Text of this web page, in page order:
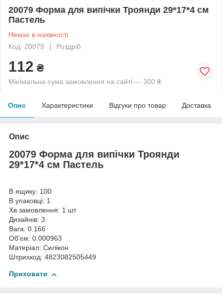
20079 Форма для випічки Троянди 29*17*4 см
Пастель
Немає в наявності
Код: 20079
Роздріб
112 ₴
Мінімальна сума замовлення на сайті — 300 ₴
Опис Характеристики Відгуки про товар Доставка
Опис
20079 Форма для випічки Троянди
29*17*4 см Пастель
В ящику: 100
В упаковці: 1
Хв замовлення: 1 шт
Дизайнів: 3
Вага: 0.166
Об'єм: 0.000963
Матеріал: Силікон
Штрихкод: 4823082505449
Приховати